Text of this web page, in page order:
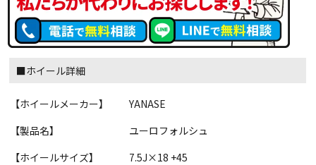
■ホイール詳細
【ホイールメーカー】
YANASE
【製品名】
ユーロフォルシュ
【ホイールサイズ】
7.5J×18 +45